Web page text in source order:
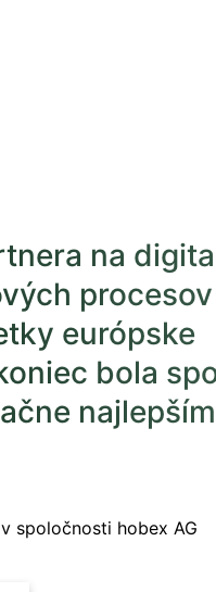
na
európske
bola
najlepším
spoločnosti hobex AG